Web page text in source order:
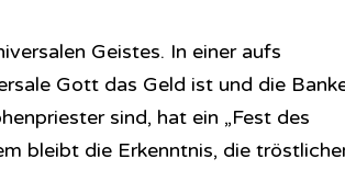
Geistes. In einer aufs
Gott das Geld ist und die
sind, hat ein „Fest des
bleibt die Erkenntnis, die